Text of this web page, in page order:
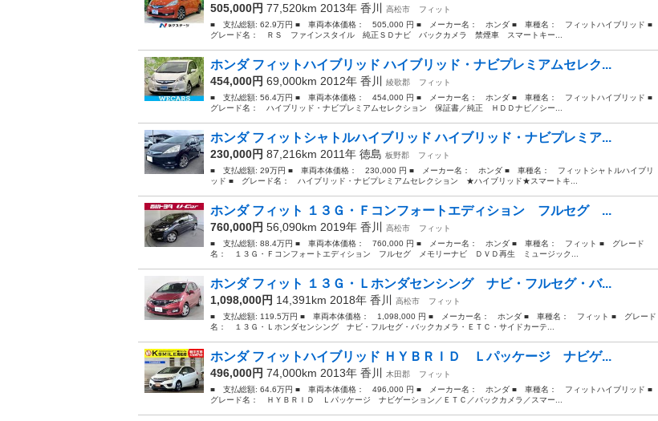
505,000円 77,520km 2013年 香川 高松市
フィット
■ 支払総額: 62.9万円 ■ 車両本体価格： 505,000 円 ■ メーカー名： ホンダ ■ 車種名： フィットハイブリッド ■
グレード名： ＲＳ ファインスタイル 純正ＳＤナビ バックカメラ 禁煙車 スマートキー...
ホンダ フィットハイブリッド ハイブリッド・ナビプレミアムセレク...
454,000円 69,000km 2012年 香川 綾歌郡
フィット
■ 支払総額: 56.4万円 ■ 車両本体価格： 454,000 円 ■ メーカー名： ホンダ ■ 車種名： フィットハイブリッド ■
グレード名： ハイブリッド・ナビプレミアムセレクション 保証書／純正 ＨＤＤナビ／シー...
ホンダ フィットシャトルハイブリッド ハイブリッド・ナビプレミア...
230,000円 87,216km 2011年 徳島 板野郡
フィット
■ 支払総額: 29万円 ■ 車両本体価格： 230,000 円 ■ メーカー名： ホンダ ■ 車種名： フィットシャトルハイブリ
ッド ■ グレード名： ハイブリッド・ナビプレミアムセレクション ★ハイブリッド★スマートキ...
ホンダ フィット １３Ｇ・Ｆコンフォートエディション フルセグ ...
760,000円 56,090km 2019年 香川 高松市
フィット
■ 支払総額: 88.4万円 ■ 車両本体価格： 760,000 円 ■ メーカー名： ホンダ ■ 車種名： フィット ■ グレード
名： １３Ｇ・Ｆコンフォートエディション フルセグ メモリーナビ ＤＶＤ再生 ミュージック...
ホンダ フィット １３Ｇ・Ｌホンダセンシング ナビ・フルセグ・バ...
1,098,000円 14,391km 2018年 香川 高松市
フィット
■ 支払総額: 119.5万円 ■ 車両本体価格： 1,098,000 円 ■ メーカー名： ホンダ ■ 車種名： フィット ■ グレード
名： １３Ｇ・Ｌホンダセンシング ナビ・フルセグ・バックカメラ・ＥＴＣ・サイドカーテ...
ホンダ フィットハイブリッド ＨＹＢＲＩＤ Ｌパッケージ ナビゲ...
496,000円 74,000km 2013年 香川 木田郡
フィット
■ 支払総額: 64.6万円 ■ 車両本体価格： 496,000 円 ■ メーカー名： ホンダ ■ 車種名： フィットハイブリッド ■
グレード名： ＨＹＢＲＩＤ Ｌパッケージ ナビゲーション／ＥＴＣ／バックカメラ／スマー...